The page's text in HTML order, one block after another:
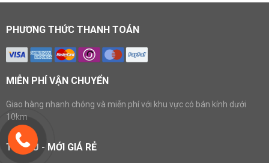
PHƯƠNG THỨC THANH TOÁN
MIỄN PHÍ VẬN CHUYỂN
Giao hàng nhanh chóng và miễn phí với khu vực có bán kính dưới
10km
TIVI CŨ - MỚI GIÁ RẺ